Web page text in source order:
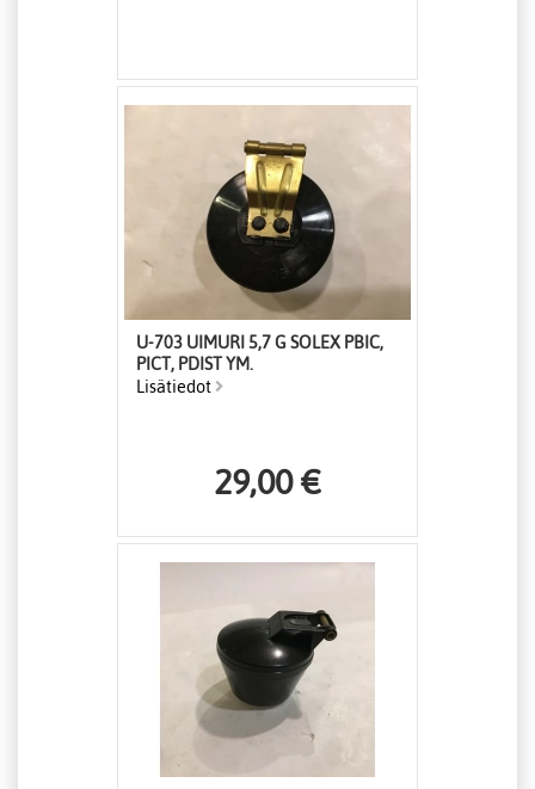
U-703 UIMURI 5,7 G SOLEX PBIC,
PICT, PDIST YM.
Lisätiedot
29,00 €